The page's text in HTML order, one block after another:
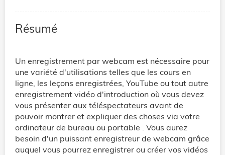
Résumé
Un enregistrement par webcam est nécessaire pour
une variété d'utilisations telles que les cours en
ligne, les leçons enregistrées, YouTube ou tout autre
enregistrement vidéo d'introduction où vous devez
vous présenter aux téléspectateurs avant de
pouvoir montrer et expliquer des choses via votre
ordinateur de bureau ou portable . Vous aurez
besoin d'un puissant enregistreur de webcam grâce
auquel vous pourrez enregistrer ou créer vos vidéos